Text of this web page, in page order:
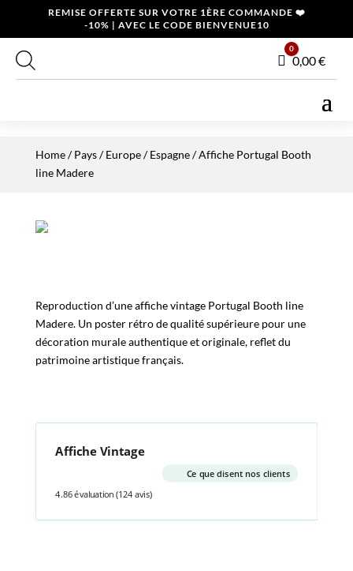
REMISE OFFERTE SUR VOTRE 1ÈRE COMMANDE ❤️
-10% | AVEC LE CODE BIENVENUE10
Panier
0
0,00€
Home/Pays/Europe/Espagne/ Affiche Portugal Booth
line Madere
Reproduction d’une affiche vintage Portugal Booth line
Madere. Un poster rétro de qualité supérieure pour une
décoration murale authentique et originale, reflet du
patrimoine artistique français.
Affiche Vintage
Ce que disent nos clients
4.86 évaluation (124 avis)